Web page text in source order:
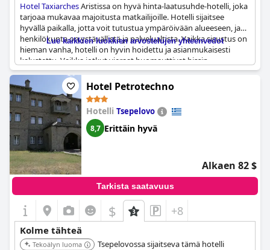
Hotel TaxiarchesAristissa on hyvä hinta-laatusuhde-hotelli, joka
tarjoaa mukavaa majoitusta matkailijoille. Hotelli sijaitsee
hyvällä paikalla, jotta voit tutustua ympäröivään alueeseen, ja
henkilökunta on ystävällistä ja palvelualtista. Vaikka sisustus on
hieman vanha, hotelli on hyvin hoidettu ja asianmukaisesti
kalustettu. Vaikka jotkut vieraat huomauttivat hissin
puuttumisesta, se ei heikentänyt heidän yleistä
tyytyväisyyttään. Hotelli määritellään kolmen tähden
majoitusliikkeeksi, ja se tarjoaa hyvää vastinetta hinnalleen. On
suositeltavaa lisätä hissi mukavuuden lisäämiseksi.
Lue kaikkien luokkien arvostelujen yhteenvedot
Hotel Petrotechno
Hotelli Tsepelovo
8,7 Erittäin hyvä
Alkaen 82 $
Tarkista saatavuus
$ +8
Kolme tähteä
Tekoälyn luoma
Tsepelovossa sijaitseva tämä hotelli